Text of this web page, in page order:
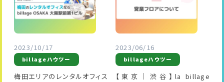
2023/10/17
billageハウツー
梅田エリアのレンタルオフィス
2023/06/16
billageハウツー
【東京｜渋谷】la billage